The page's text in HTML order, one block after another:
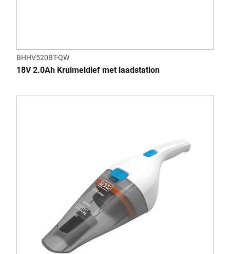
BHHV520BT-QW
18V 2.0Ah Kruimeldief met laadstation